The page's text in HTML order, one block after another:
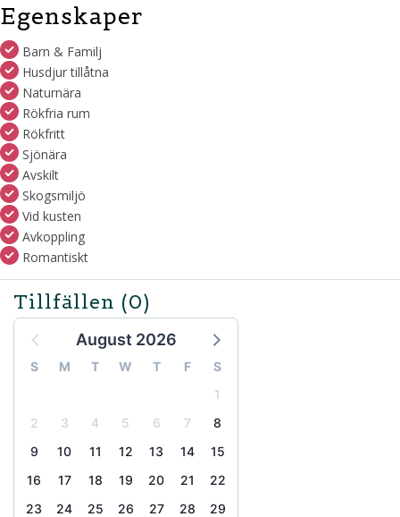
Egenskaper
Barn & Familj
Husdjur tillåtna
Naturnära
Rökfria rum
Rökfritt
Sjönära
Avskilt
Skogsmiljö
Vid kusten
Avkoppling
Romantiskt
Tillfällen (0)
August 2026
S M T W T F
S
1
2
3 4 5 6 7
8
9
10 11 12 13 14
15
16
17 18 19 20 21
22
23
24 25 26 27 28
29